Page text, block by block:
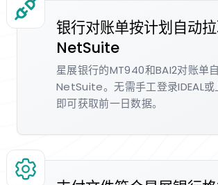
银行对账单按计划自动
NetSuite
星展银行的MT940和BAI2对账单
NetSuite。无需手工登录IDEAL或
即可获取前一日数据。